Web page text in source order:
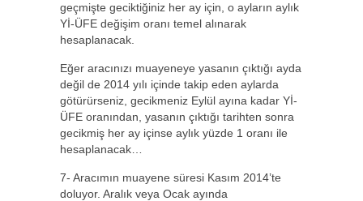
geçmişte geciktiğiniz her ay için, o ayların aylık
Yİ-ÜFE değişim oranı temel alınarak
hesaplanacak.
Eğer aracınızı muayeneye yasanın çıktığı ayda
değil de 2014 yılı içinde takip eden aylarda
götürürseniz, gecikmeniz Eylül ayına kadar Yİ-
ÜFE oranından, yasanın çıktığı tarihten sonra
gecikmiş her ay içinse aylık yüzde 1 oranı ile
hesaplanacak…
7- Aracımın muayene süresi Kasım 2014’te
doluyor. Aralık veya Ocak ayında